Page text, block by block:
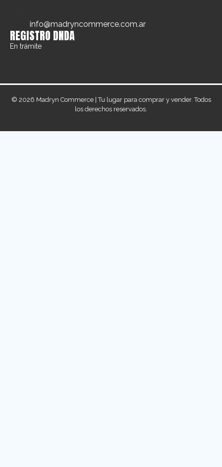
info@madryncommerce.com.ar
REGISTRO DNDA
En trámite
© 2026 Madryn Commerce | Tu lugar para comprar y vender. Todos
los derechos reservados.